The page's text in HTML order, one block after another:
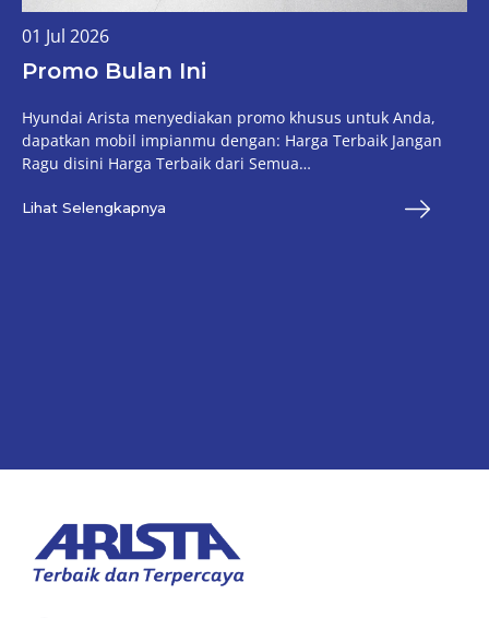
01 Jul 2026
Promo Bulan Ini
Hyundai Arista menyediakan promo khusus untuk Anda,
dapatkan mobil impianmu dengan: Harga Terbaik Jangan
Ragu disini Harga Terbaik dari Semua…
Lihat Selengkapnya